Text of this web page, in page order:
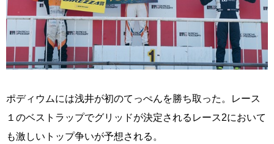
ポディウムには浅井が初のてっぺんを勝ち取った。レース
１のベストラップでグリッドが決定されるレース2において
も激しいトップ争いが予想される。